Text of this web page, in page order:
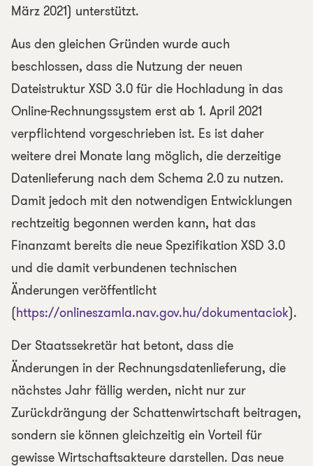
März 2021) unterstützt.
Aus den gleichen Gründen wurde auch
beschlossen, dass die Nutzung der neuen
Dateistruktur XSD 3.0 für die Hochladung in das
Online-Rechnungssystem erst ab 1. April 2021
verpflichtend vorgeschrieben ist. Es ist daher
weitere drei Monate lang möglich, die derzeitige
Datenlieferung nach dem Schema 2.0 zu nutzen.
Damit jedoch mit den notwendigen Entwicklungen
rechtzeitig begonnen werden kann, hat das
Finanzamt bereits die neue Spezifikation XSD 3.0
und die damit verbundenen technischen
Änderungen veröffentlicht
(https://onlineszamla.nav.gov.hu/dokumentaciok).
Der Staatssekretär hat betont, dass die
Änderungen in der Rechnungsdatenlieferung, die
nächstes Jahr fällig werden, nicht nur zur
Zurückdrängung der Schattenwirtschaft beitragen,
sondern sie können gleichzeitig ein Vorteil für
gewisse Wirtschaftsakteure darstellen. Das neue